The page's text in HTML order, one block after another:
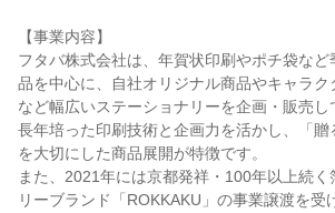
【事業内容】
フタバ株式会社は、年賀状印刷やポチ袋など
品を中心に、自社オリジナル商品やキャラク
など幅広いステーショナリーを企画・販売し
長年培った印刷技術と企画力を活かし、「
を大切にした商品展開が特徴です。
また、2021年には京都発祥・100年以上続
リーブランド「ROKKAKU」の事業譲渡を受